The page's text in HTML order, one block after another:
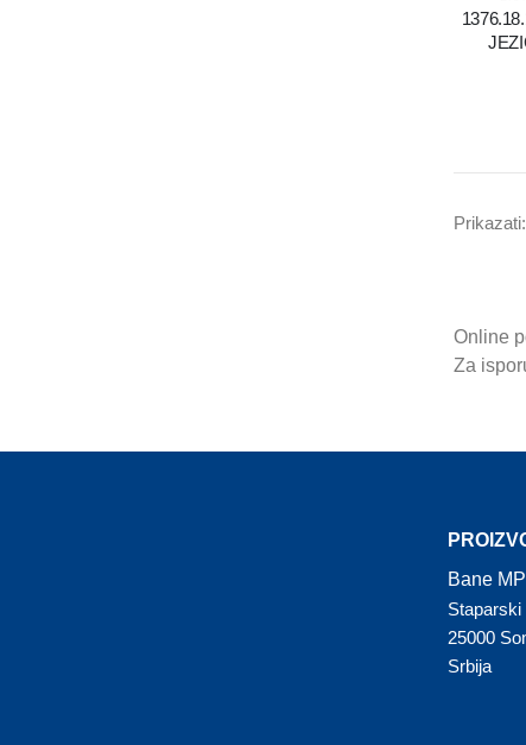
Prikazati:
Online
Za
Bane MPI
Staparski
25000
Srbija